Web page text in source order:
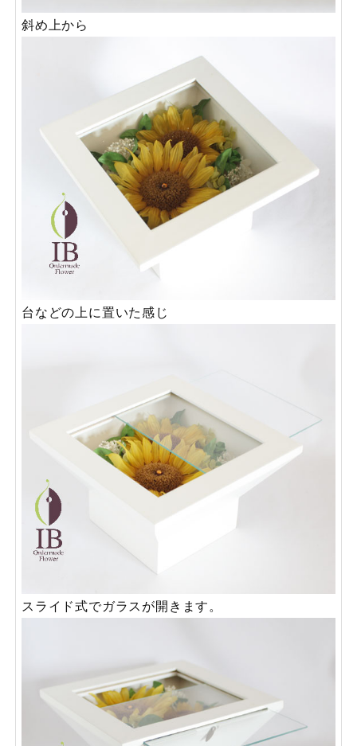
斜め上から
台などの上に置いた感じ
スライド式でガラスが開きます。